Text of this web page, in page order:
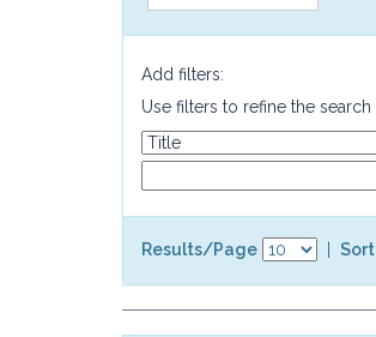
Add filters:
Use filters to refine the search
Results/Page